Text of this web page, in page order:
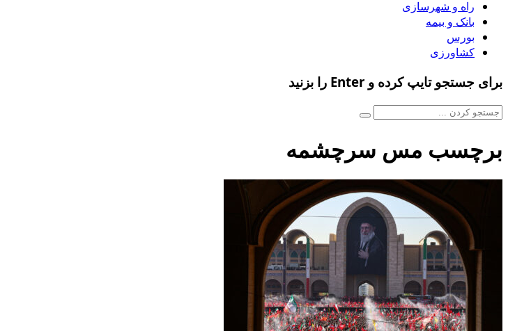
راه و شهرسازی
بانک و بیمه
بورس
کشاورزی
برای جستجو تایپ کرده و Enter را بزنید
برچسب مس سرچشمه